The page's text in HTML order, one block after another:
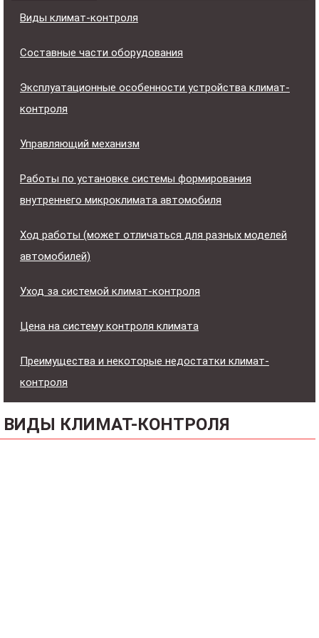
Виды климат-контроля
Составные части оборудования
Эксплуатационные особенности устройства климат-
контроля
Управляющий механизм
Работы по установке системы формирования
внутреннего микроклимата автомобиля
Ход работы (может отличаться для разных моделей
автомобилей)
Уход за системой климат-контроля
Цена на систему контроля климата
Преимущества и некоторые недостатки климат-
контроля
ВИДЫ КЛИМАТ-КОНТРОЛЯ